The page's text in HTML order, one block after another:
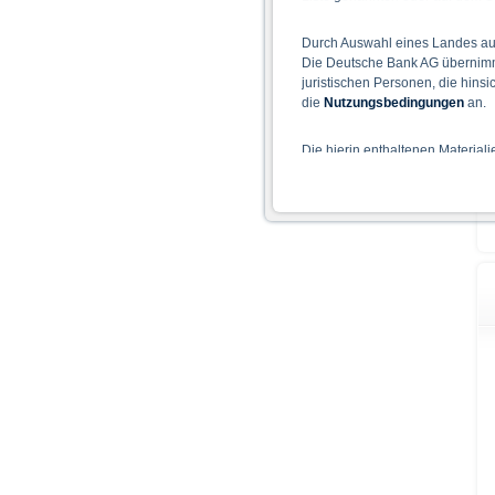
Durch Auswahl eines Landes
Die Deutsche Bank AG
juristischen Personen, die
die Nutzungsbedingungen an.
Die hierin enthaltenen
Der Zugang zu auf diesen
Bedingungen) zu entnehmen.
Prospekts durch die BaFin
Alle Meinungsäußerungen
Wie im jeweiligen
Rechtsordnungen